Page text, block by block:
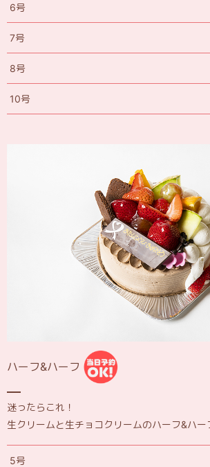
6号
7号
8号
10号
ハーフ&ハーフ
迷ったらこれ！
生クリームと生チョコクリームのハーフ&ハー
5号